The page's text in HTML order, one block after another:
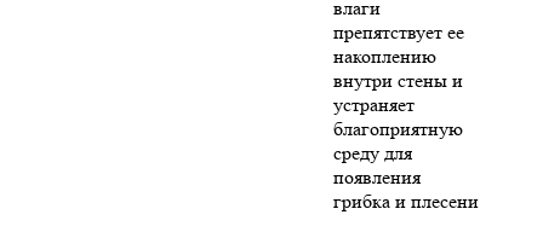
влаги
препятствует ее
накоплению
внутри стены и
устраняет
благоприятную
среду для
появления
грибка и плесени